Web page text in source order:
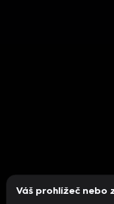
Váš prohlížeč nebo